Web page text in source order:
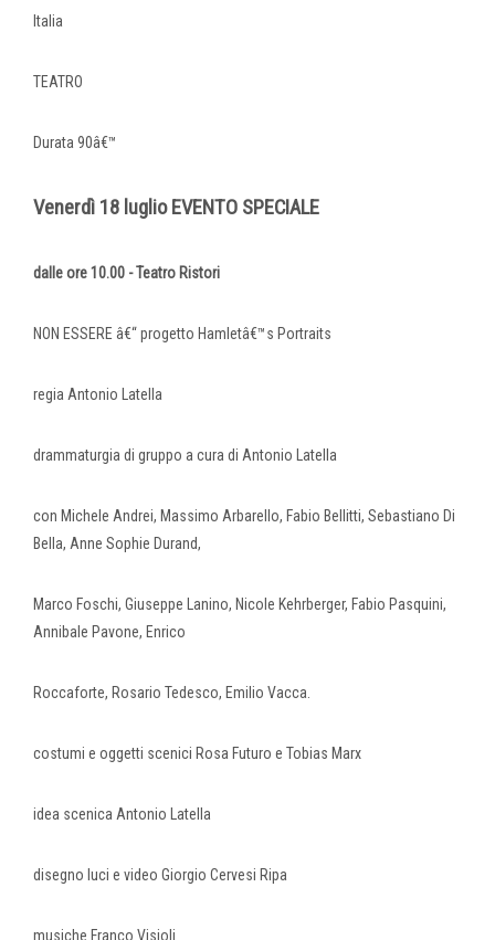
Italia
TEATRO
Durata 90â€™
Venerdì 18 luglio EVENTO SPECIALE
dalle ore 10.00 - Teatro Ristori
NON ESSERE â€“ progetto Hamletâ€™s Portraits
regia Antonio Latella
drammaturgia di gruppo a cura di Antonio Latella
con Michele Andrei, Massimo Arbarello, Fabio Bellitti, Sebastiano Di
Bella, Anne Sophie Durand,
Marco Foschi, Giuseppe Lanino, Nicole Kehrberger, Fabio Pasquini,
Annibale Pavone, Enrico
Roccaforte, Rosario Tedesco, Emilio Vacca.
costumi e oggetti scenici Rosa Futuro e Tobias Marx
idea scenica Antonio Latella
disegno luci e video Giorgio Cervesi Ripa
musiche Franco Visioli